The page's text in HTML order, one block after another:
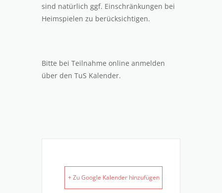
sind natürlich ggf. Einschränkungen bei
Heimspielen zu berücksichtigen.
Bitte bei Teilnahme online anmelden
über den TuS Kalender.
+ Zu Google Kalender hinzufügen